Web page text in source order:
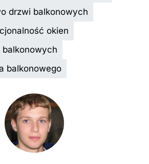
drzwi balkonowych
okien
balkonowego